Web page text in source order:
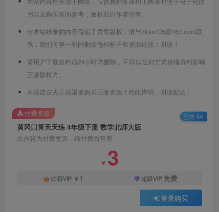
用以及购买前的参考，版权归原作者所有。
若本站收录的内容侵犯了贵司版权，请与zkss135@163.com联
系，我们将第一时间删除侵权帖子和资源链接！谢谢！
请用户下载资料后24小时内删除，不得以任何方式传播资料影响
正版版权方。
本站建议去正规渠道购买正版资源！特此声明，谢谢配合！
黄冈口算天天练 4年级下册 数学北师大版
此内容为付费资源，请付费后查看
￥ 3
钻石VIP ￥ 1 超级VIP 免费
登录购买
付费资源 已售 64